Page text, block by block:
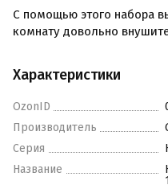
С помощью этого набора
комнату довольно
Характеристики
OzonID
Производитель
Серия
Название